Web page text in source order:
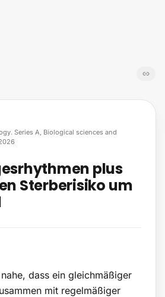
Series A, Biological sciences and
plus
Sterberisiko um
dass ein gleichmäßiger
mit regelmäßiger